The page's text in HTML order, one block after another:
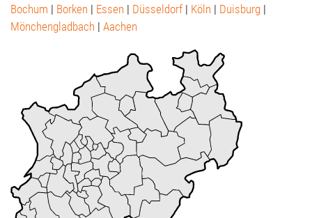
Bochum | Borken | Essen | Düsseldorf | Köln | Duisburg |
Mönchengladbach | Aachen